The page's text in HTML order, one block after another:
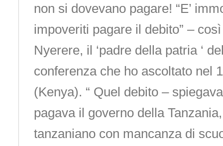
non si dovevano pagare! “E’
impoveriti pagare il debito” –
Nyerere, il ‘padre della patria ‘
conferenza che ho ascoltato nel
(Kenya). “ Quel debito –
pagava il governo della
tanzaniano con mancanza di